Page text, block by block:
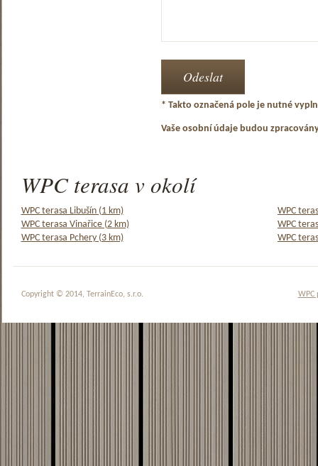
* Takto označená pole je nutné
Vaše osobní údaje budou
WPC terasa v okolí
WPC terasa Libušín (1 km)
WPC
WPC terasa Vinařice (2 km)
WPC
WPC terasa Pchery (3 km)
WPC
WPC
Copyright © 2014, TerrainEco, s.r.o.